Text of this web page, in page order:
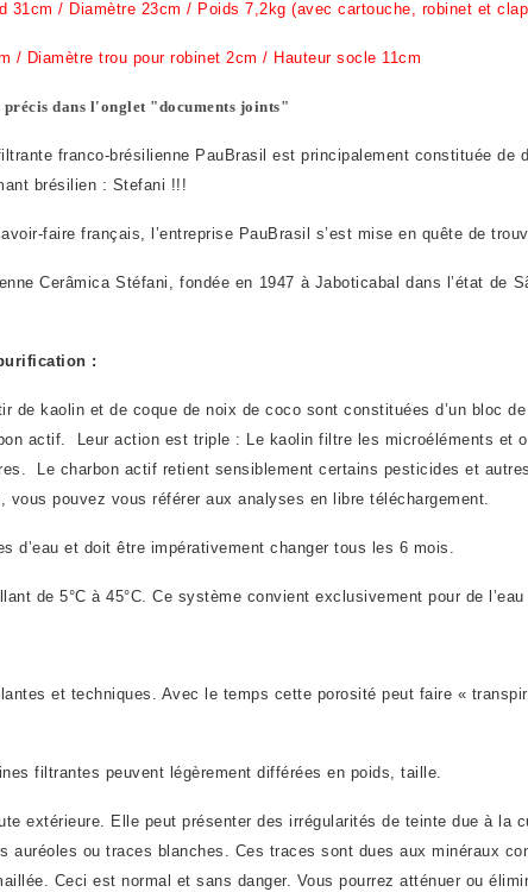
31cm / Diamètre 23cm / Poids 7,2kg (avec cartouche, robinet et
/ Diamètre trou pour robinet 2cm / Hauteur socle 11cm
précis dans l'onglet "documents joints"
franco-brésilienne PauBrasil est principalement constituée de
brésilien : Stefani !!!
faire français, l’entreprise PauBrasil s’est mise en quête de
Cerâmica Stéfani, fondée en 1947 à Jaboticabal dans l’état de
:
de kaolin et de coque de noix de coco sont constituées d’un bloc
actif. Leur action est triple : Le kaolin filtre les microéléments et
Le charbon actif retient sensiblement certains pesticides et
pouvez vous référer aux analyses en libre téléchargement.
et doit être impérativement changer tous les 6 mois.
de 5°C à 45°C. Ce système convient exclusivement pour de
et techniques. Avec le temps cette porosité peut faire «
filtrantes peuvent légèrement différées en poids, taille.
extérieure. Elle peut présenter des irrégularités de teinte due à la
auréoles ou traces blanches. Ces traces sont dues aux minéraux
Ceci est normal et sans danger. Vous pourrez atténuer ou